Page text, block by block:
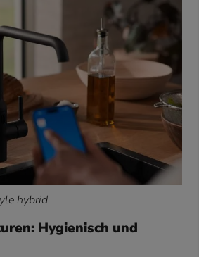
hybrid
Hygienisch und